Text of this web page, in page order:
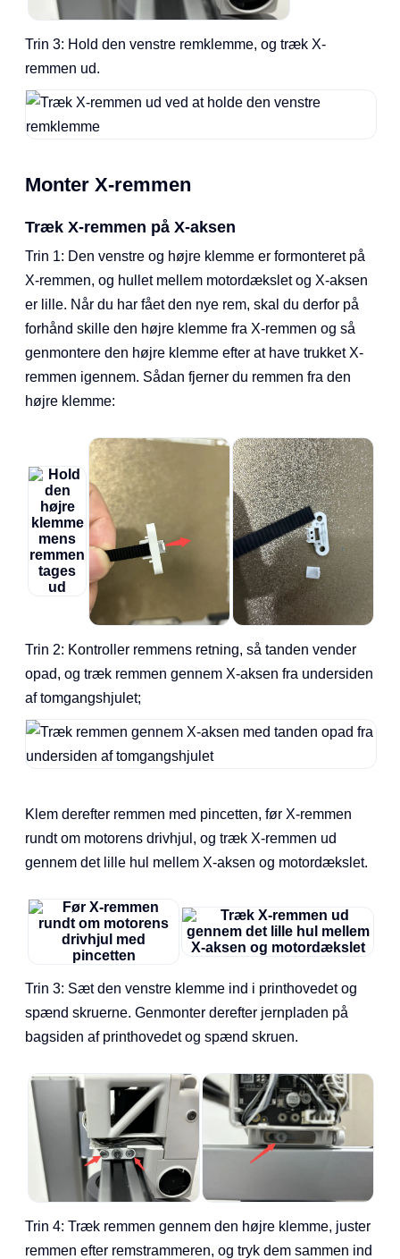
Trin 3: Hold den venstre remklemme, og træk X-
remmen ud.
Monter X-remmen
Træk X-remmen på X-aksen
Trin 1: Den venstre og højre klemme er formonteret på
X-remmen, og hullet mellem motordækslet og X-aksen
er lille. Når du har fået den nye rem, skal du derfor på
forhånd skille den højre klemme fra X-remmen og så
genmontere den højre klemme efter at have trukket X-
remmen igennem. Sådan fjerner du remmen fra den
højre klemme:
Trin 2: Kontroller remmens retning, så tanden vender
opad, og træk remmen gennem X-aksen fra undersiden
af tomgangshjulet;
Klem derefter remmen med pincetten, før X-remmen
rundt om motorens drivhjul, og træk X-remmen ud
gennem det lille hul mellem X-aksen og motordækslet.
Trin 3: Sæt den venstre klemme ind i printhovedet og
spænd skruerne. Genmonter derefter jernpladen på
bagsiden af printhovedet og spænd skruen.
Trin 4: Træk remmen gennem den højre klemme, juster
remmen efter remstrammeren, og tryk dem sammen ind